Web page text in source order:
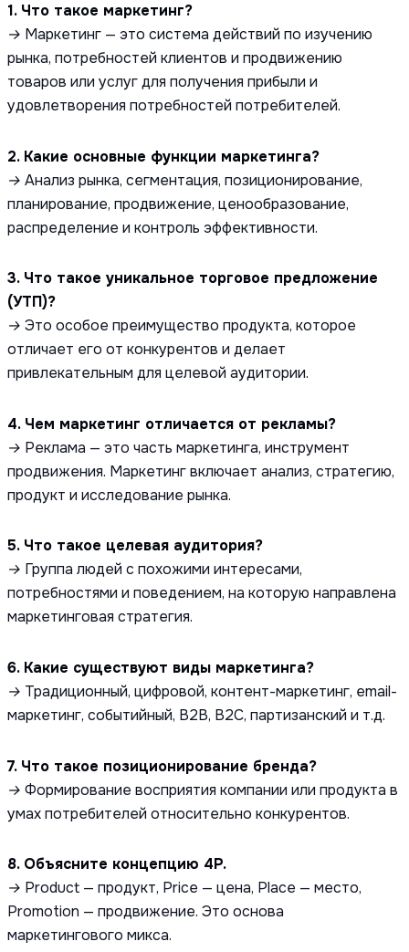
1. Что такое маркетинг?
→ Маркетинг — это система действий по изучению
рынка, потребностей клиентов и продвижению
товаров или услуг для получения прибыли и
удовлетворения потребностей потребителей.
2. Какие основные функции маркетинга?
→ Анализ рынка, сегментация, позиционирование,
планирование, продвижение, ценообразование,
распределение и контроль эффективности.
3. Что такое уникальное торговое предложение
(УТП)?
→ Это особое преимущество продукта, которое
отличает его от конкурентов и делает
привлекательным для целевой аудитории.
4. Чем маркетинг отличается от рекламы?
→ Реклама — это часть маркетинга, инструмент
продвижения. Маркетинг включает анализ, стратегию,
продукт и исследование рынка.
5. Что такое целевая аудитория?
→ Группа людей с похожими интересами,
потребностями и поведением, на которую направлена
маркетинговая стратегия.
6. Какие существуют виды маркетинга?
→ Традиционный, цифровой, контент-маркетинг, email-
маркетинг, событийный, B2B, B2C, партизанский и т.д.
7. Что такое позиционирование бренда?
→ Формирование восприятия компании или продукта в
умах потребителей относительно конкурентов.
8. Объясните концепцию 4P.
→ Product — продукт, Price — цена, Place — место,
Promotion — продвижение. Это основа
маркетингового микса.